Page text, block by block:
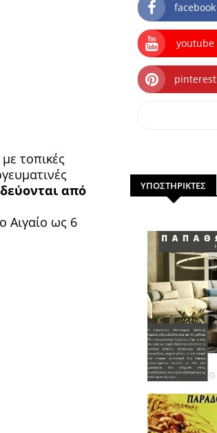
τοπικές
από
Αιγαίο ως 6
facebook
youtube
pinterest
ΥΠΟΣΤΗΡΙΚΤΕΣ